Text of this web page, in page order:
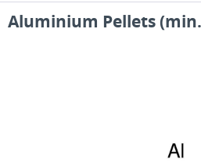
Aluminium Pellets